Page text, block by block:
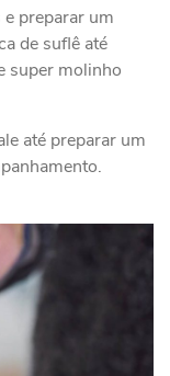
preparar um
de suflê até
super molinho
até preparar um